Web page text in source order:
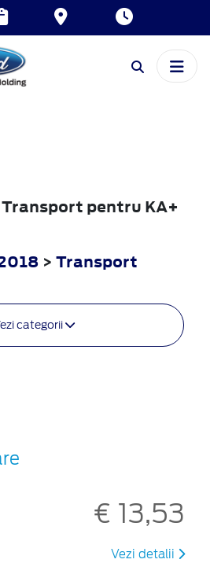
pentru KA+
> Transport
categorii
€ 13,53
Vezi detalii